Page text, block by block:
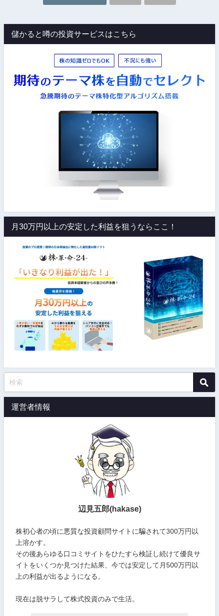
儲かると噂の投資サービスはこちら
月30万円以上の安定した利益を狙うならここ！
運営者情報
辺見五郎(hakase)
株初心者の頃に悪質な投資顧問サイトに騙されて300万円以
上溶かす。
その後あらゆる口コミサイトをひたすら検証し続けて優良サ
イトをいくつか見つけた結果、今では安定して月500万円以
上の利益が出るようになる。
現在は脱サラして株式投資のみで生活。